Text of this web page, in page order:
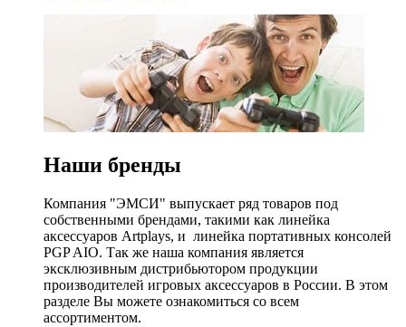
Наши бренды
Компания "ЭМСИ" выпускает ряд товаров под
собственными брендами, такими как линейка
аксессуаров Artplays, и линейка портативных консолей
PGP AIO. Так же наша компания является
эксклюзивным дистрибьютором продукции
производителей игровых аксессуаров в России. В этом
разделе Вы можете ознакомиться со всем
ассортиментом.